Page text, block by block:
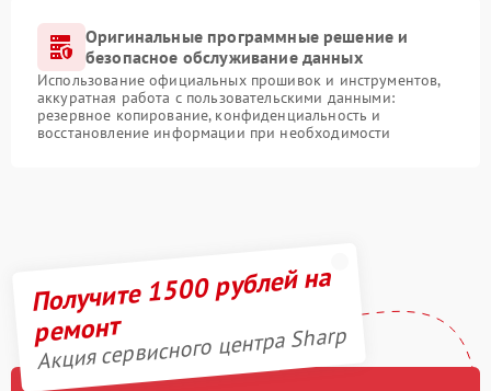
Оригинальные программные решение и
безопасное обслуживание данных
Использование официальных прошивок и инструментов,
аккуратная работа с пользовательскими данными:
резервное копирование, конфиденциальность и
восстановление информации при необходимости
Получите 1500 рублей на
ремонт
Акция сервисного центра Sharp